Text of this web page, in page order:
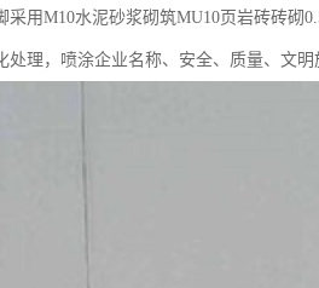
M10水泥砂浆砌筑MU10页岩砖砖砌
处理，喷涂企业名称、安全、质量、文